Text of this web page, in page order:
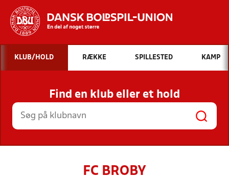
Hvad vil du søge efter?
INDHOLD OG NYHEDER
STILLINGER, RESULTATER, KLUBBER OG
HOLD
KLUB/HOLD RÆKKE SPILLESTED KAMP
Find en klub eller et hold
FC BROBY